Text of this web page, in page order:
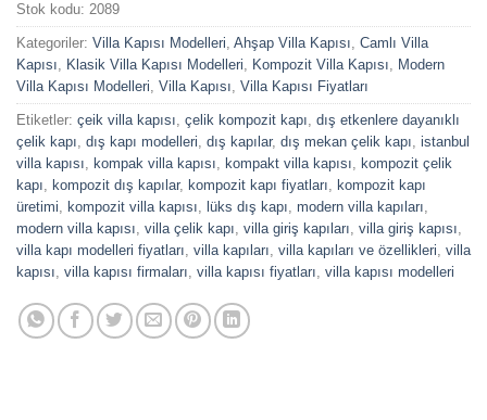
Stok kodu: 2089
Kategoriler: Villa Kapısı Modelleri, Ahşap Villa Kapısı, Camlı Villa
Kapısı, Klasik Villa Kapısı Modelleri, Kompozit Villa Kapısı, Modern
Villa Kapısı Modelleri, Villa Kapısı, Villa Kapısı Fiyatları
Etiketler: çeik villa kapısı, çelik kompozit kapı, dış etkenlere dayanıklı
çelik kapı, dış kapı modelleri, dış kapılar, dış mekan çelik kapı, istanbul
villa kapısı, kompak villa kapısı, kompakt villa kapısı, kompozit çelik
kapı, kompozit dış kapılar, kompozit kapı fiyatları, kompozit kapı
üretimi, kompozit villa kapısı, lüks dış kapı, modern villa kapıları,
modern villa kapısı, villa çelik kapı, villa giriş kapıları, villa giriş kapısı,
villa kapı modelleri fiyatları, villa kapıları, villa kapıları ve özellikleri, villa
kapısı, villa kapısı firmaları, villa kapısı fiyatları, villa kapısı modelleri